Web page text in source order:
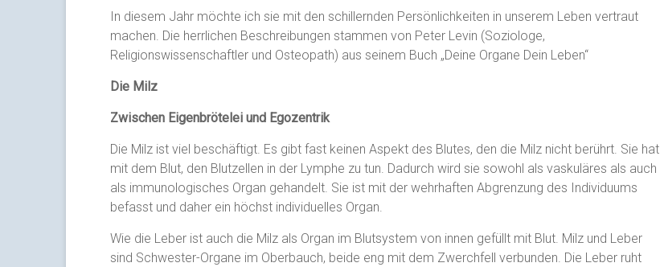
In diesem Jahr möchte ich sie mit den schillernden Persönlichkeiten in unserem Leben vertraut
machen. Die herrlichen Beschreibungen stammen von Peter Levin (Soziologe,
Religionswissenschaftler und Osteopath) aus seinem Buch „Deine Organe Dein Leben“
Die Milz
Zwischen Eigenbrötelei und Egozentrik
Die Milz ist viel beschäftigt. Es gibt fast keinen Aspekt des Blutes, den die Milz nicht berührt. Sie hat
mit dem Blut, den Blutzellen in der Lymphe zu tun. Dadurch wird sie sowohl als vaskuläres als auch
als immunologisches Organ gehandelt. Sie ist mit der wehrhaften Abgrenzung des Individuums
befasst und daher ein höchst individuelles Organ.
Wie die Leber ist auch die Milz als Organ im Blutsystem von innen gefüllt mit Blut. Milz und Leber
sind Schwester-Organe im Oberbauch, beide eng mit dem Zwerchfell verbunden. Die Leber ruht